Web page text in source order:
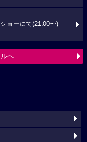
ョーにて(21:00〜)
へ